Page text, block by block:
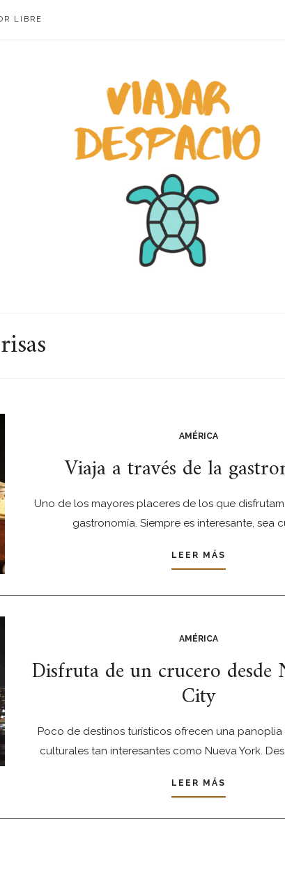
LIBRE
AMÉRICA
Viaja a través de la
Uno de los mayores placeres de los que
gastronomía. Siempre es interesante, sea
LEER MÁS
AMÉRICA
Disfruta de un crucero
City
Poco de destinos turísticos ofrecen una
culturales tan interesantes como Nueva York.
LEER MÁS